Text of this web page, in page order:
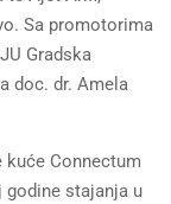
Sa promotorima
Gradska
doc. dr. Amela
Connectum
stajanja u